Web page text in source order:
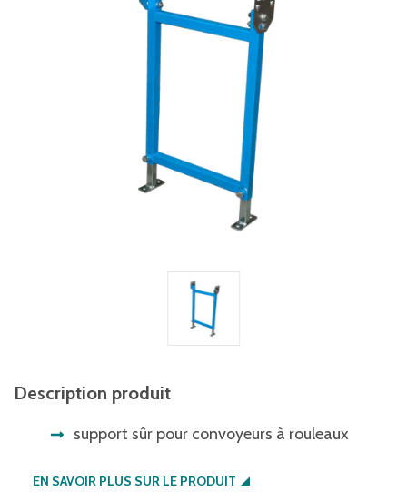
Description produit
support sûr pour convoyeurs à rouleaux
EN SAVOIR PLUS SUR LE PRODUIT